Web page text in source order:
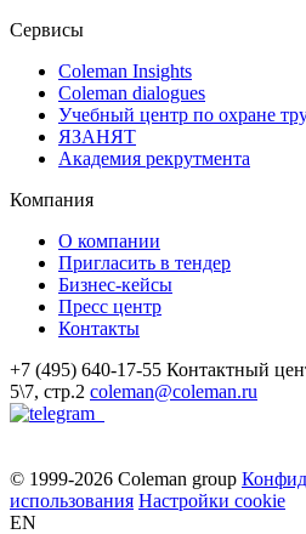
Сервисы
Coleman Insights
Coleman dialogues
Учебный центр по охране
ЯЗАНЯТ
Академия рекрутмента
Компания
О компании
Пригласить в тендер
Бизнес-кейсы
Пресс центр
Контакты
+7 (495) 640-17-55 Контактный
5\7, стр.2 coleman@coleman.ru
© 1999-2026 Coleman group
использования Настройки cookie
EN